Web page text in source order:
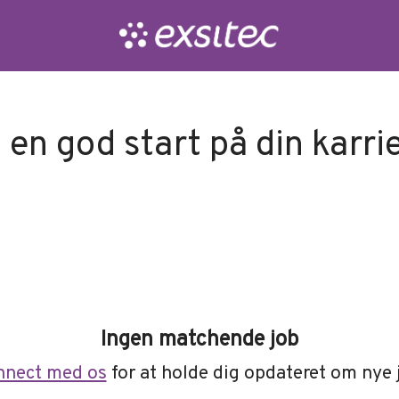
en god start på din
Ingen matchende job
med os for at holde dig opdateret om nye